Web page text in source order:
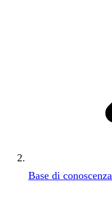
Base di conoscenza